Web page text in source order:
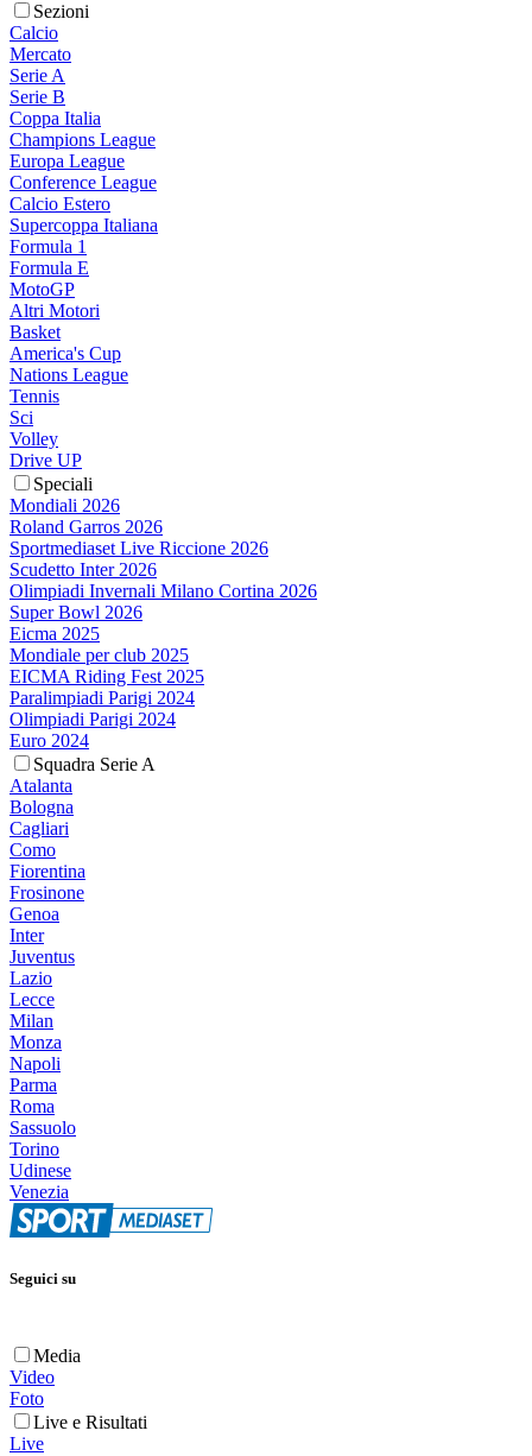
Sezioni
Calcio
Mercato
Serie A
Serie B
Coppa Italia
Champions League
Europa League
Conference League
Calcio Estero
Supercoppa Italiana
Formula 1
Formula E
MotoGP
Altri Motori
Basket
America's Cup
Nations League
Tennis
Sci
Volley
Drive UP
Speciali
Mondiali 2026
Roland Garros 2026
Sportmediaset Live Riccione 2026
Scudetto Inter 2026
Olimpiadi Invernali Milano Cortina 2026
Super Bowl 2026
Eicma 2025
Mondiale per club 2025
EICMA Riding Fest 2025
Paralimpiadi Parigi 2024
Olimpiadi Parigi 2024
Euro 2024
Squadra Serie A
Atalanta
Bologna
Cagliari
Como
Fiorentina
Frosinone
Genoa
Inter
Juventus
Lazio
Lecce
Milan
Monza
Napoli
Parma
Roma
Sassuolo
Torino
Udinese
Venezia
Seguici su
Media
Video
Foto
Live e Risultati
Live